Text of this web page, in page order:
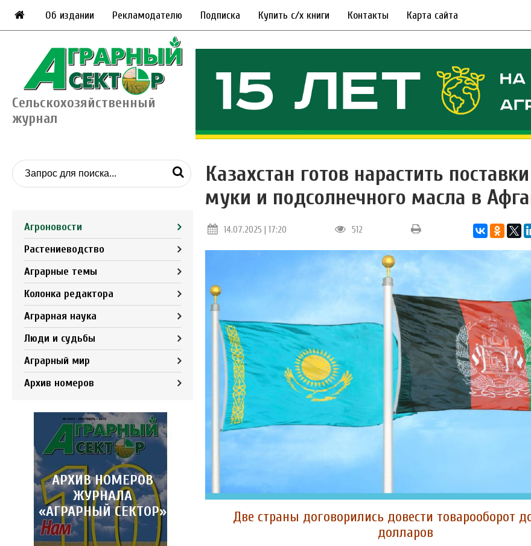
Об издании Рекламодателю Подписка Купить с/х книги Контакты Карта сайта
Сельскохозяйственный
журнал
Агроновости
Растениеводство
Аграрные темы
Колонка редактора
Аграрная наука
Люди и судьбы
Аграрный мир
Архив номеров
АРХИВ НОМЕРОВ
ЖУРНАЛА
«АГРАРНЫЙ СЕКТОР»
Казахстан готов нарастить
муки и подсолнечного масла в
14.07.2025 | 17:20 512
Две страны договорились довести товарооборот
долларов